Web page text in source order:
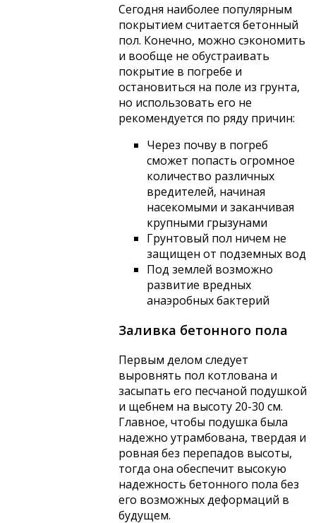
Сегодня наиболее популярным
покрытием считается бетонный
пол. Конечно, можно сэкономить
и вообще не обустраивать
покрытие в погребе и
остановиться на поле из грунта,
но использовать его не
рекомендуется по ряду причин:
Через почву в погреб
сможет попасть огромное
количество различных
вредителей, начиная
насекомыми и заканчивая
крупными грызунами
Грунтовый пол ничем не
защищен от подземных вод
Под землей возможно
развитие вредных
анаэробных бактерий
Заливка бетонного пола
Первым делом следует
выровнять пол котлована и
засыпать его песчаной подушкой
и щебнем на высоту 20-30 см.
Главное, чтобы подушка была
надежно утрамбована, твердая и
ровная без перепадов высоты,
тогда она обеспечит высокую
надежность бетонного пола без
его возможных деформаций в
будущем.